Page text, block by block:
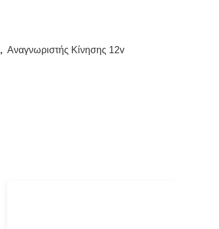
, Αναγνωριστής Κίνησης 12v